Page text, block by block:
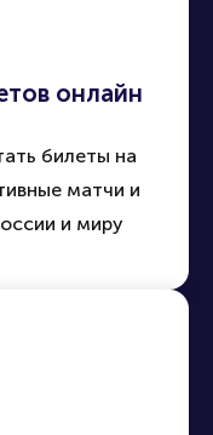
онлайн
билеты на
матчи и
и миру